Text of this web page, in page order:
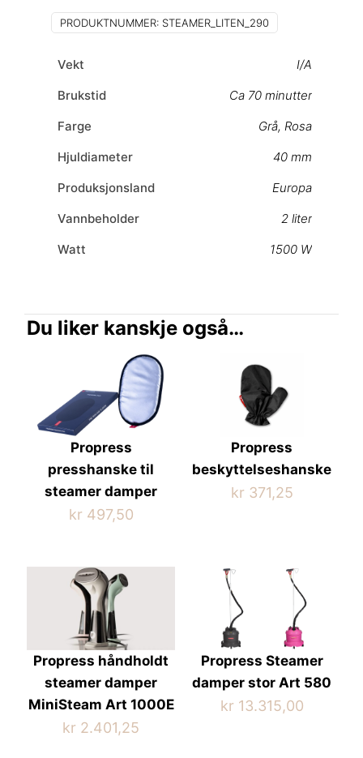
290
PRODUKTNUMMER: STEAMER_LITEN_290
Vekt
I/A
Brukstid
Ca 70 minutter
Farge
Grå, Rosa
Hjuldiameter
40 mm
Produksjonsland
Europa
Vannbeholder
2 liter
Watt
1500 W
Du liker kanskje også…
Propress
presshanske til
steamer damper
kr 497,50
Propress
beskyttelseshanske
kr 371,25
Propress håndholdt
steamer damper
MiniSteam Art 1000E
kr 2.401,25
Propress Steamer
damper stor Art 580
kr 13.315,00